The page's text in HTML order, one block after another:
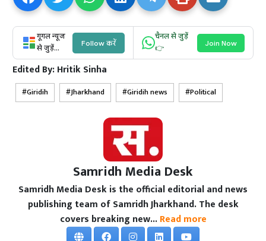
गूगल न्यूज
से जुड़ें...
Follow करें
चैनल से जुड़ें
👉
Join Now
Edited By:Hritik Sinha
Giridih Jharkhand Giridih news Political
Samridh Media Desk
Samridh Media Desk is the official editorial and news
publishing team of Samridh Jharkhand. The desk
covers breaking new... Read more